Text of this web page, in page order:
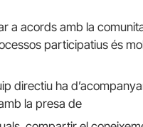
a acords amb la
participatius és
directiu ha
la presa de